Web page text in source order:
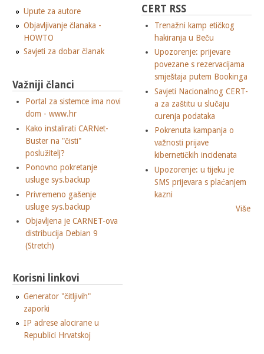
Upute za autore
Objavljivanje članaka -
HOWTO
Savjeti za dobar članak
Važniji članci
Portal za sistemce ima novi
dom - www.hr
Kako instalirati CARNet-
Buster na "čisti"
poslužitelj?
Ponovno pokretanje
usluge sys.backup
Privremeno gašenje
usluge sys.backup
Objavljena je CARNET-ova
distribucija Debian 9
(Stretch)
Korisni linkovi
Generator "čitljivih"
zaporki
IP adrese alocirane u
Republici Hrvatskoj
CERT RSS
Trenažni kamp etičkog
hakiranja u Beču
Upozorenje: prijevare
povezane s rezervacijama
smještaja putem Bookinga
Savjeti Nacionalnog CERT-
a za zaštitu u slučaju
curenja podataka
Pokrenuta kampanja o
važnosti prijave
kibernetičkih incidenata
Upozorenje: u tijeku je
SMS prijevara s plaćanjem
kazni
Više